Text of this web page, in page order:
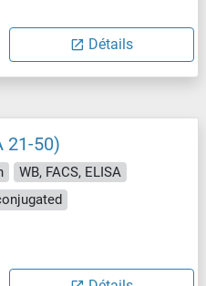
Détails
21-50)
WB, FACS, ELISA